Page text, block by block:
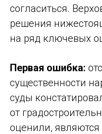
согласиться.
решения
на ряд ключевых
Первая ошибка:
существенности
суды
от
оценили, являются